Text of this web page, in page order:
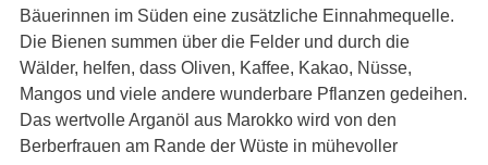
Bäuerinnen im Süden eine zusätzliche Einnahmequelle.
Die Bienen summen über die Felder und durch die
Wälder, helfen, dass Oliven, Kaffee, Kakao, Nüsse,
Mangos und viele andere wunderbare Pflanzen gedeihen.
Das wertvolle Arganöl aus Marokko wird von den
Berberfrauen am Rande der Wüste in mühevoller